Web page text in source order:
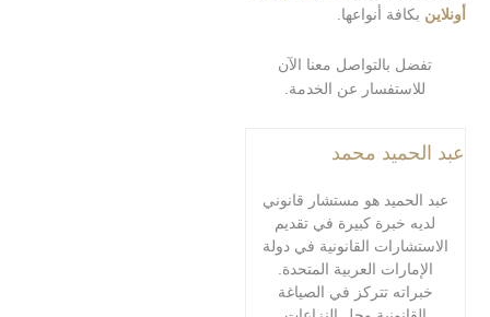
أنواعها.
بالتواصل معنا الآن
عن الخدمة.
محمد
هو مستشار قانوني
خبرة كبيرة في تقديم
القانونية في دولة
العربية المتحدة.
تتركز في الصياغة